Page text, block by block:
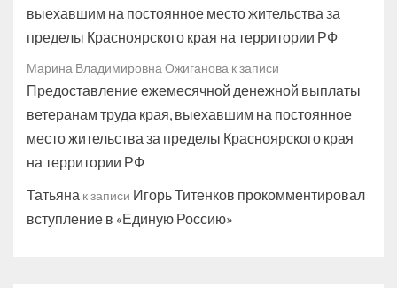
выехавшим на постоянное место жительства за
пределы Красноярского края на территории РФ
Марина Владимировна Ожиганова к записи
Предоставление ежемесячной денежной выплаты
ветеранам труда края, выехавшим на постоянное
место жительства за пределы Красноярского края
на территории РФ
Татьяна к записи Игорь Титенков прокомментировал
вступление в «Единую Россию»